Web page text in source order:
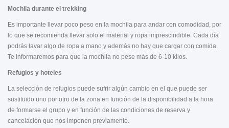
Mochila durante el trekking
Es importante llevar poco peso en la mochila para andar con comodidad, por
lo que se recomienda llevar solo el material y ropa imprescindible. Cada día
podrás lavar algo de ropa a mano y además no hay que cargar con comida.
Te informaremos para que la mochila no pese más de 6-10 kilos.
Refugios y hoteles
La selección de refugios puede sufrir algún cambio en el que puede ser
sustituido uno por otro de la zona en función de la disponibilidad a la hora
de formarse el grupo y en función de las condiciones de reserva y
cancelación que nos imponen previamente.